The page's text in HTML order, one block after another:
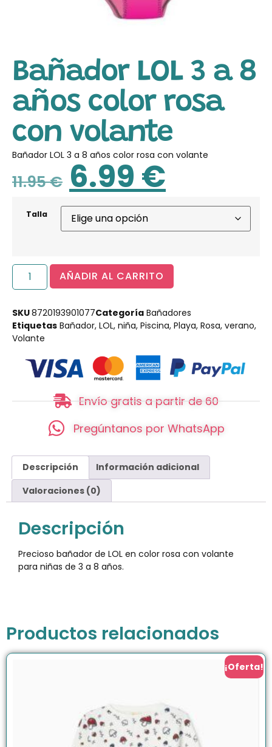
Bañador LOL 3 a 8
años color rosa
con volante
Bañador LOL 3 a 8 años color rosa con volante
11.95€ 6.99 €
Talla
AÑADIR AL CARRITO
SKU8720193901077Categoría Bañadores
Etiquetas Bañador, LOL, niña, Piscina, Playa, Rosa, verano,
Volante
Envío gratis a partir de 60
Pregúntanos por WhatsApp
Descripción
Información adicional
Valoraciones (0)
Descripción
Precioso bañador de LOL en color rosa con volante
para niñas de 3 a 8 años.
Productos relacionados
¡Oferta!